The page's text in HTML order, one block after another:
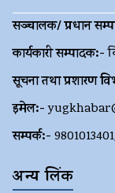
सञ्चालक/ प्रधान
कार्यकारी सम्पादक:-
सूचना तथा प्रशारण
इमेल:-
सम्पर्क:-
अन्य लिंक